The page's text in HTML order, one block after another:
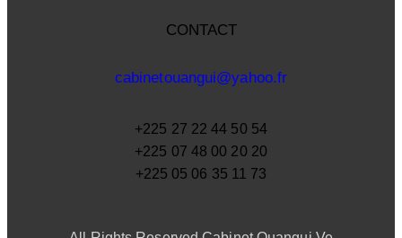
CONTACT
cabinetouangui@yahoo.fr
+225 27 22 44 50 54
+225 07 48 00 20 20
+225 05 06 35 11 73